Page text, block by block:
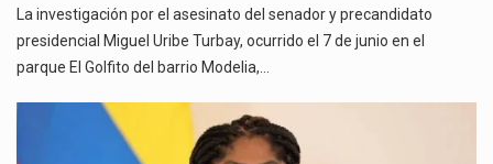
La investigación por el asesinato del senador y precandidato
presidencial Miguel Uribe Turbay, ocurrido el 7 de junio en el
parque El Golfito del barrio Modelia,…